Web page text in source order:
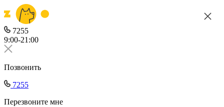
7255
9:00-21:00
Позвонить
7255
Перезвоните мне